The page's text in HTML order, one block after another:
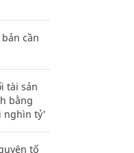
cần
tài sản
bằng
nghìn tỷ'
tố